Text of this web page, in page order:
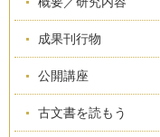
成果刊行物
公開講座
古文書を読もう